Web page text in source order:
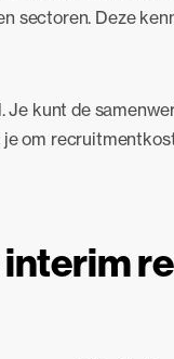
sectoren. Deze
kunt de
om
interim